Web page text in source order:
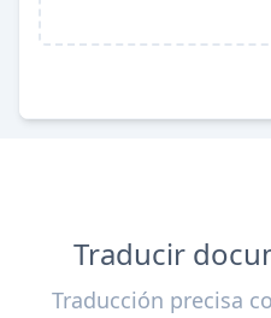
Traducir
Traducción precisa